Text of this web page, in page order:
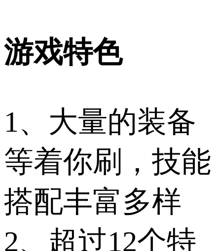
游戏特色
1、大量的装备
等着你刷，技能
搭配丰富多样
2、超过12个特